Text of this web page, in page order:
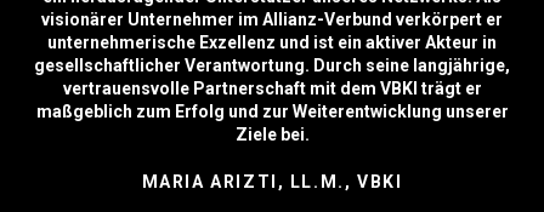
visionärer Unternehmer im Allianz-Verbund verkörpert er
unternehmerische Exzellenz und ist ein aktiver Akteur in
gesellschaftlicher Verantwortung. Durch seine langjährige,
vertrauensvolle Partnerschaft mit dem VBKI trägt er
maßgeblich zum Erfolg und zur Weiterentwicklung unserer
Ziele bei.
MARIA ARIZTI, LL.M., VBKI